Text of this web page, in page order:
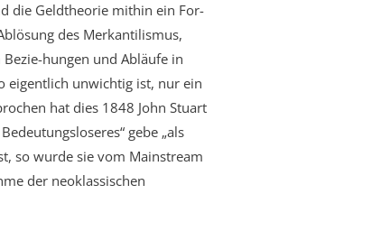
die Geldtheorie mithin ein For-
des Merkantilismus,
hungen und Abläufe in
eigentlich unwichtig ist, nur ein
hat dies 1848 John Stuart
gebe „als
so wurde sie vom Mainstream
der neoklassischen